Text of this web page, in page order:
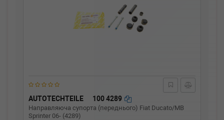
AUTOTECHTEILE 100 4289
Направляюча супорта (переднього) Fiat Ducato/MB
Sprinter 06- (4289)